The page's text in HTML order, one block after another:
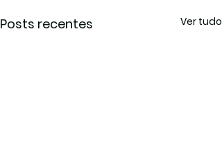
Posts recentes Ver tudo